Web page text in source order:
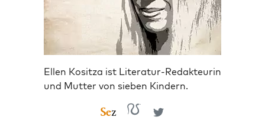
Ellen Kositza ist Literatur-Redakteurin
und Mutter von sieben Kindern.